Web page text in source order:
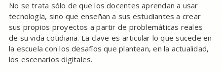
No se trata sólo de que los docentes aprendan a usar
tecnología, sino que enseñan a sus estudiantes a crear
sus propios proyectos a partir de problemáticas reales
de su vida cotidiana. La clave es articular lo que sucede en
la escuela con los desafíos que plantean, en la actualidad,
los escenarios digitales.